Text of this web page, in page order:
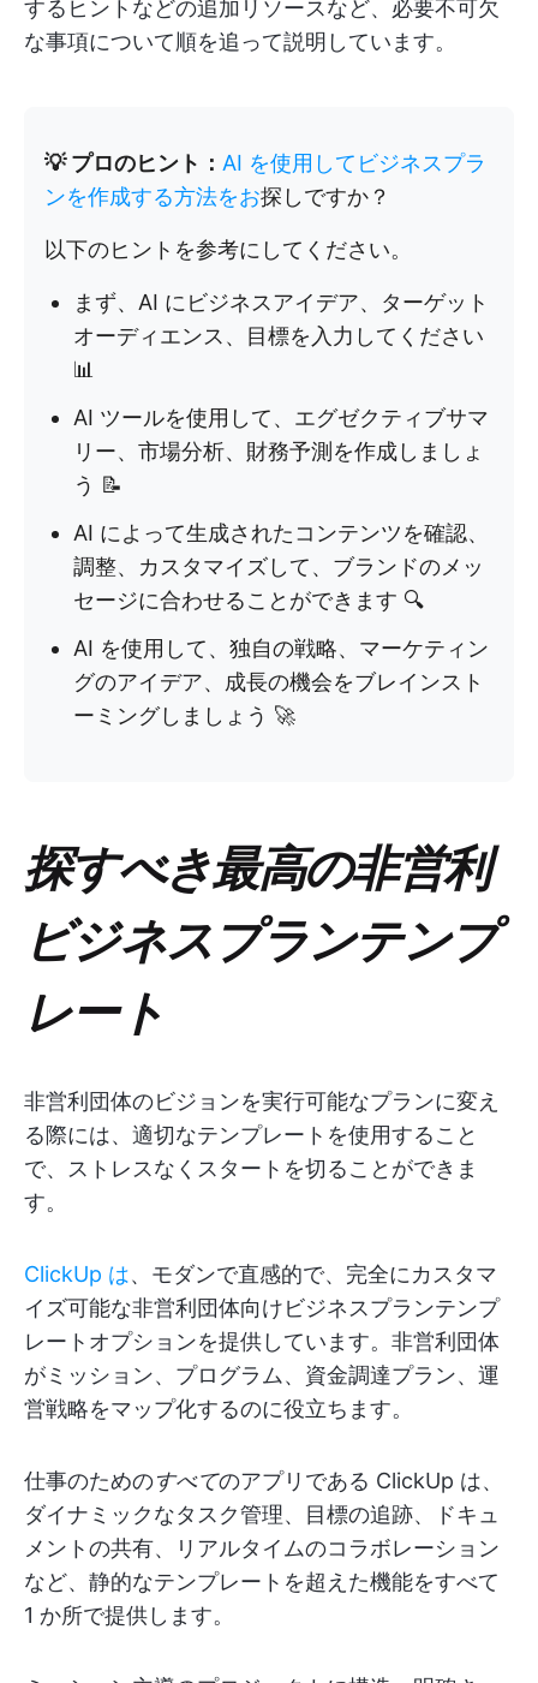
するヒントなどの追加リソースなど、必要不可欠
な事項について順を追って説明しています。
💡 プロのヒント： AI を使用してビジネスプラ
ンを作成する方法をお探しですか？
以下のヒントを参考にしてください。
まず、AI にビジネスアイデア、ターゲット
オーディエンス、目標を入力してください
📊
AI ツールを使用して、エグゼクティブサマ
リー、市場分析、財務予測を作成しましょ
う 📝
AI によって生成されたコンテンツを確認、
調整、カスタマイズして、ブランドのメッ
セージに合わせることができます 🔍
AI を使用して、独自の戦略、マーケティン
グのアイデア、成長の機会をブレインスト
ーミングしましょう 🚀
探すべき最高の非営利
ビジネスプランテンプ
レート
非営利団体のビジョンを実行可能なプランに変え
る際には、適切なテンプレートを使用すること
で、ストレスなくスタートを切ることができま
す。
ClickUp は、モダンで直感的で、完全にカスタマ
イズ可能な非営利団体向けビジネスプランテンプ
レートオプションを提供しています。非営利団体
がミッション、プログラム、資金調達プラン、運
営戦略をマップ化するのに役立ちます。
仕事のためのすべてのアプリである ClickUp は、
ダイナミックなタスク管理、目標の追跡、ドキュ
メントの共有、リアルタイムのコラボレーション
など、静的なテンプレートを超えた機能をすべて
1 か所で提供します。